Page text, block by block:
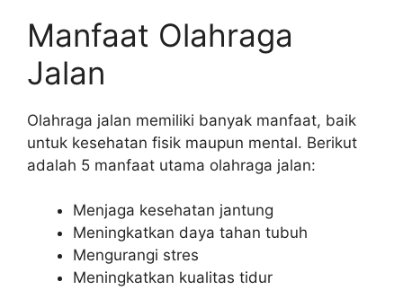
Manfaat Olahraga
Jalan
Olahraga jalan memiliki banyak manfaat, baik
untuk kesehatan fisik maupun mental. Berikut
adalah 5 manfaat utama olahraga jalan:
Menjaga kesehatan jantung
Meningkatkan daya tahan tubuh
Mengurangi stres
Meningkatkan kualitas tidur